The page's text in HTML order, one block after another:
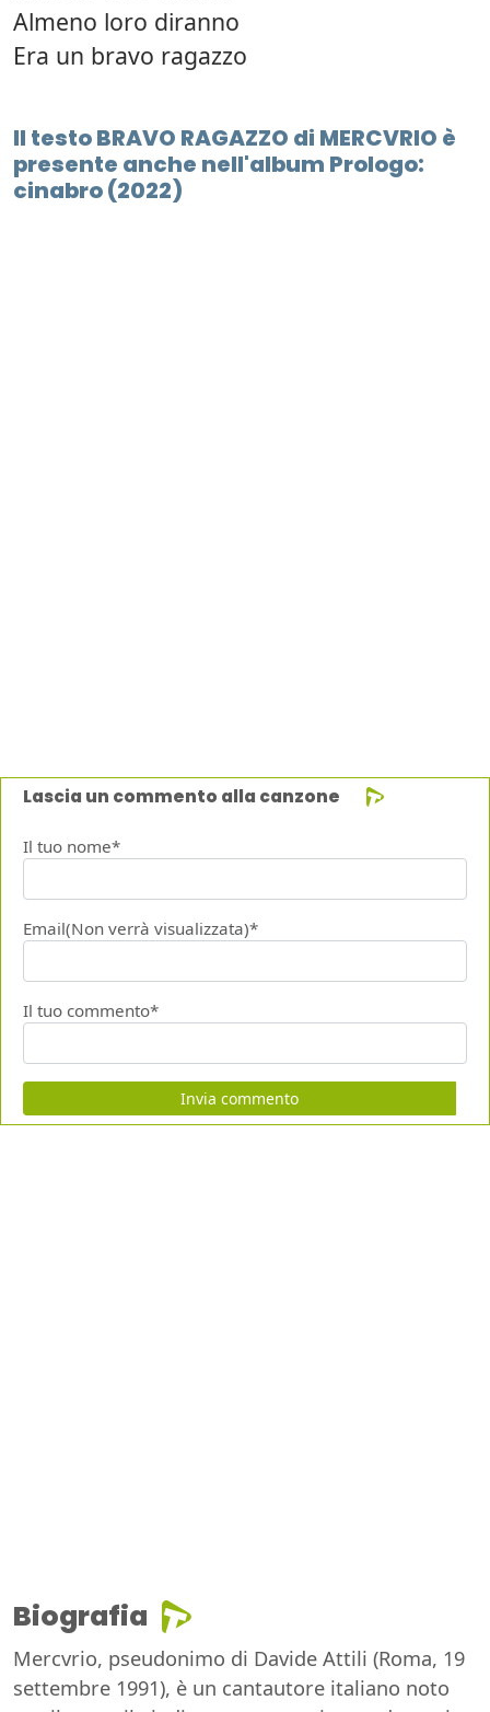
Almeno loro diranno
Era un bravo ragazzo
Il testo BRAVO RAGAZZO di MERCVRIO è
presente anche nell'album Prologo:
cinabro (2022)
Lascia un commento alla canzone
Il tuo nome*
Email(Non verrà visualizzata)*
Il tuo commento*
Invia commento
Biografia
Mercvrio, pseudonimo di Davide Attili (Roma, 19
settembre 1991), è un cantautore italiano noto